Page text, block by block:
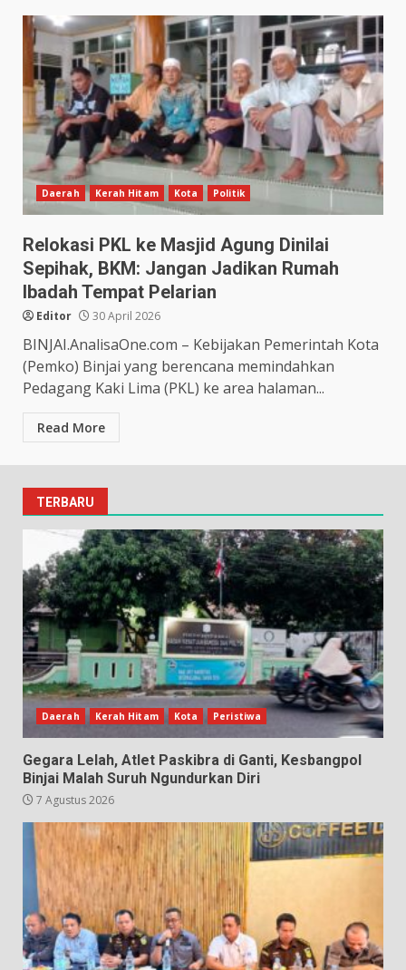
Daerah Kerah Hitam Kota Politik
Relokasi PKL ke Masjid Agung Dinilai
Sepihak, BKM: Jangan Jadikan Rumah
Ibadah Tempat Pelarian
Editor 30 April 2026
BINJAI.AnalisaOne.com – Kebijakan Pemerintah Kota
(Pemko) Binjai yang berencana memindahkan
Pedagang Kaki Lima (PKL) ke area halaman...
Read More
TERBARU
Daerah Kerah Hitam Kota Peristiwa
Gegara Lelah, Atlet Paskibra di Ganti, Kesbangpol
Binjai Malah Suruh Ngundurkan Diri
7 Agustus 2026